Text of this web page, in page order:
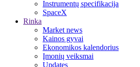
Instrumentų specifikacija
SpaceX
Rinka
Market news
Kainos gyvai
Ekonomikos kalendorius
Įmonių veiksmai
Updates